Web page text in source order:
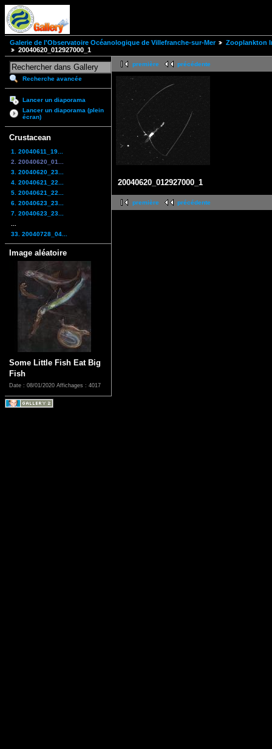
Galerie de l'Observatoire Océanologique de Villefranche-sur-Mer
Zooplankton
20040620_012927000_1
Recherche avancée
Lancer un diaporama
Lancer un diaporama (plein
écran)
Crustacean
1. 20040611_19...
2. 20040620_01...
3. 20040620_23...
4. 20040621_22...
5. 20040621_22...
6. 20040623_23...
7. 20040623_23...
33. 20040728_04...
Image aléatoire
Some Little Fish Eat Big
Fish
Date : 08/01/2020 Affichages : 4017
première précédente
20040620_012927000_1
première précédente